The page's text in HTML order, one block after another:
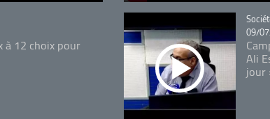
à 12 choix pour
09/
Ali
jour